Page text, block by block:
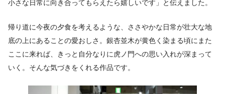
小さな日常に向き合ってもらえたら嬉しいです」と伝えました。
帰り道に今夜の夕食を考えるような、ささやかな日常が壮大な地
底の上にあることの愛おしさ。銀杏並木が黄色く染まる頃にまた
ここに来れば、きっと自分なりに虎ノ門への思い入れが深まって
いく。そんな気づきをくれる作品です。